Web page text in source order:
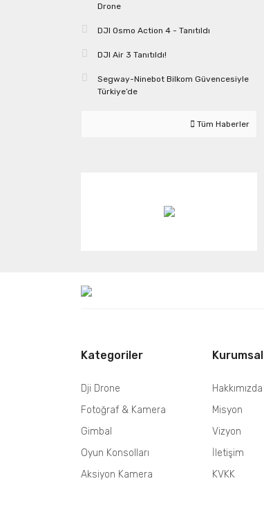
Drone
DJI Osmo Action 4 - Tanıtıldı
DJI Air 3 Tanıtıldı!
Segway-Ninebot Bilkom Güvencesiyle
Türkiye’de
Tüm Haberler
Kategoriler
Dji Drone
Fotoğraf & Kamera
Gimbal
Oyun Konsolları
Aksiyon Kamera
Kurumsal
Hakkımızda
Misyon
Vizyon
İletişim
KVKK